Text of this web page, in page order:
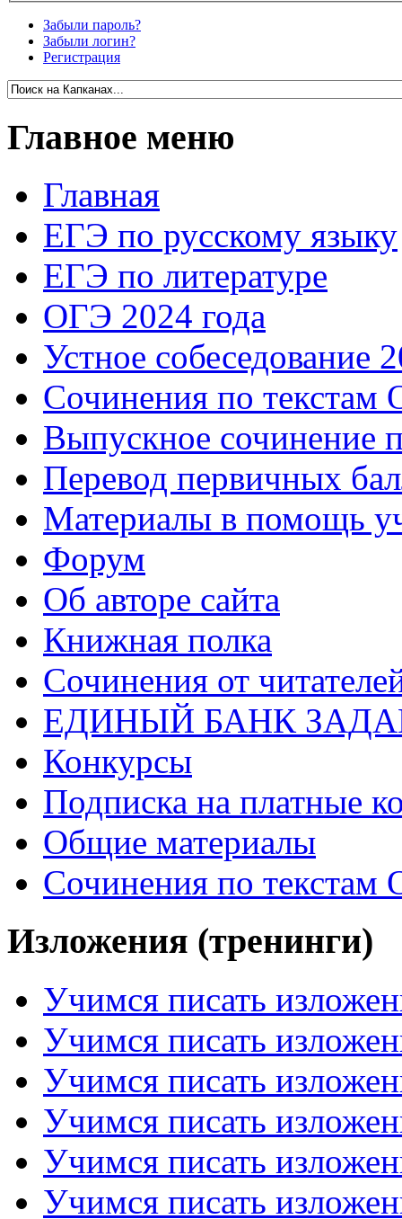
Забыли пароль?
Забыли логин?
Регистрация
Главное меню
Главная
ЕГЭ по русскому языку
ЕГЭ по литературе
ОГЭ 2024 года
Устное собеседование
Сочинения по текстам
Выпускное сочинение
Перевод первичных
Материалы в помощь
Форум
Об авторе сайта
Книжная полка
Cочинения от
ЕДИНЫЙ БАНК
Конкурсы
Подписка на платные
Общие материалы
Сочинения по текстам
Изложения (тренинги)
Учимся писать
Учимся писать
Учимся писать
Учимся писать
Учимся писать
Учимся писать